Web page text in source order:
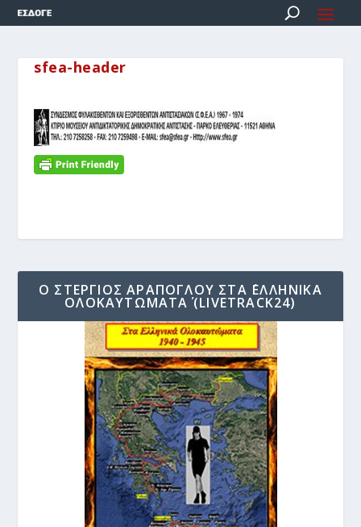
sfea-header
Ο ΣΤΈΡΓΙΟΣ ΑΡΆΠΟΓΛΟΥ ΣΤΑ ΄ΕΛΛΗΝΙΚΆ
ΟΛΟΚΑΥΤΏΜΑΤΑ΄ (LIVETRACK24)